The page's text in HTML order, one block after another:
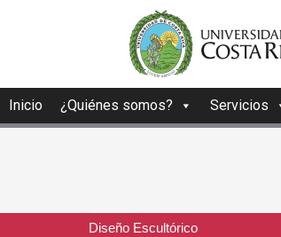
Inicio ¿Quiénes somos? Servicios
Diseño Escultórico